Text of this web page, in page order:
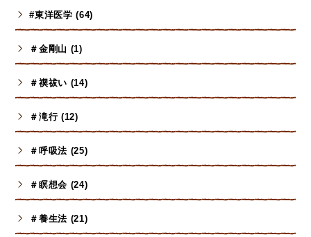
#東洋医学 (64)
＃金剛山 (1)
＃禊祓い (14)
＃滝行 (12)
＃呼吸法 (25)
＃瞑想会 (24)
＃養生法 (21)